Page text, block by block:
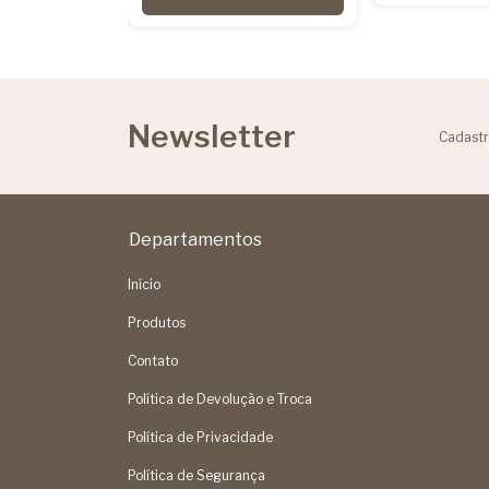
Newsletter
Departamentos
Início
Produtos
Contato
Política de Devolução e Troca
Política de Privacidade
Política de Segurança